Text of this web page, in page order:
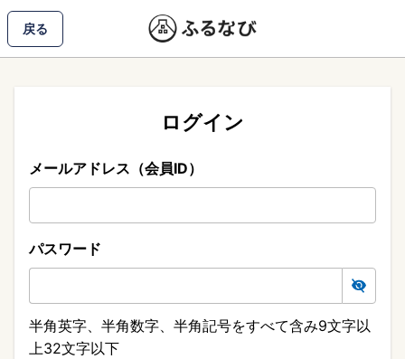
戻る
ログイン
メールアドレス（会員ID）
パスワード
半角英字、半角数字、半角記号をすべて含み9文字以
上32文字以下